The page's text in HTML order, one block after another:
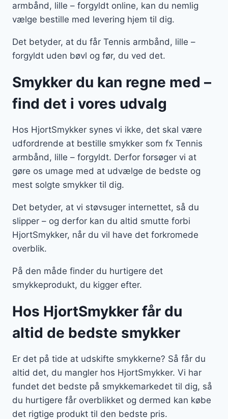
armbånd, lille – forgyldt online, kan du nemlig
vælge bestille med levering hjem til dig.
Det betyder, at du får Tennis armbånd, lille –
forgyldt uden bøvl og før, du ved det.
Smykker du kan regne med –
find det i vores udvalg
Hos HjortSmykker synes vi ikke, det skal være
udfordrende at bestille smykker som fx Tennis
armbånd, lille – forgyldt. Derfor forsøger vi at
gøre os umage med at udvælge de bedste og
mest solgte smykker til dig.
Det betyder, at vi støvsuger internettet, så du
slipper – og derfor kan du altid smutte forbi
HjortSmykker, når du vil have det forkromede
overblik.
På den måde finder du hurtigere det
smykkeprodukt, du kigger efter.
Hos HjortSmykker får du
altid de bedste smykker
Er det på tide at udskifte smykkerne? Så får du
altid det, du mangler hos HjortSmykker. Vi har
fundet det bedste på smykkemarkedet til dig, så
du hurtigere får overblikket og dermed kan købe
det rigtige produkt til den bedste pris.